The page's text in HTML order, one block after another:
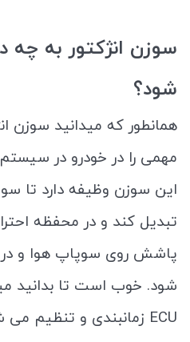
سوزن انژکتوربه چه
شود؟
همانطور که میدانید سوزن
مهمی را در خودرو در
این سوزن وظیفه دارد تا
تبدیل کند و در محفظه
پاشش روی سوپاپ هوا و
شود. خوب است تا بدانید
ECU زمانبندی و تنظیم می شود.